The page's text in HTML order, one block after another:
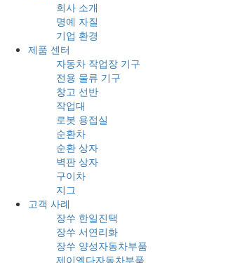
회사 소개
명예 자질
기업 환경
제품 센터
자동차 작업장 기구
전용 물류 기구
창고 선반
작업대
로봇 용접실
순환차
순환 상자
벽판 상자
구이차
지그
고객 사례
장쑤 한일진택
장쑤 서연리화
장쑤 양성자동차부품
제이엘다자동차부품